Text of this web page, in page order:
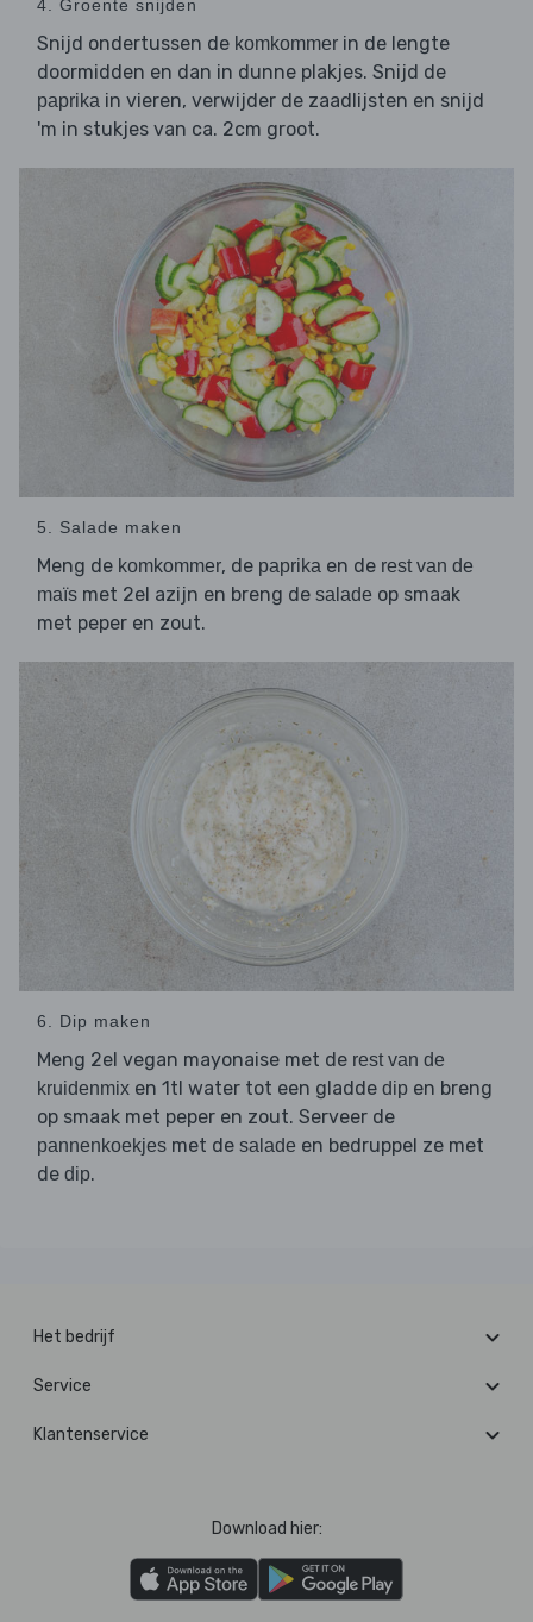
4. Groente snijden
Snijd ondertussen de komkommer in de lengte
doormidden en dan in dunne plakjes. Snijd de
paprika in vieren, verwijder de zaadlijsten en snijd
'm in stukjes van ca. 2cm groot.
5. Salade maken
Meng de komkommer, de paprika en de rest van de
maïs met 2el azijn en breng de salade op smaak
met peper en zout.
6. Dip maken
Meng 2el vegan mayonaise met de rest van de
kruidenmix en 1tl water tot een gladde dip en breng
op smaak met peper en zout. Serveer de
pannenkoekjes met de salade en bedruppel ze met
de dip.
Het bedrijf
Service
Klantenservice
Download hier: